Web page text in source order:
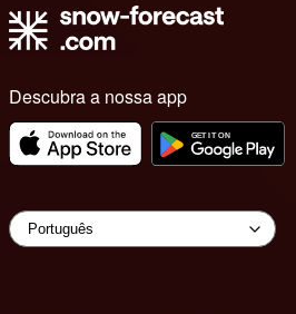
Descubra a nossa app